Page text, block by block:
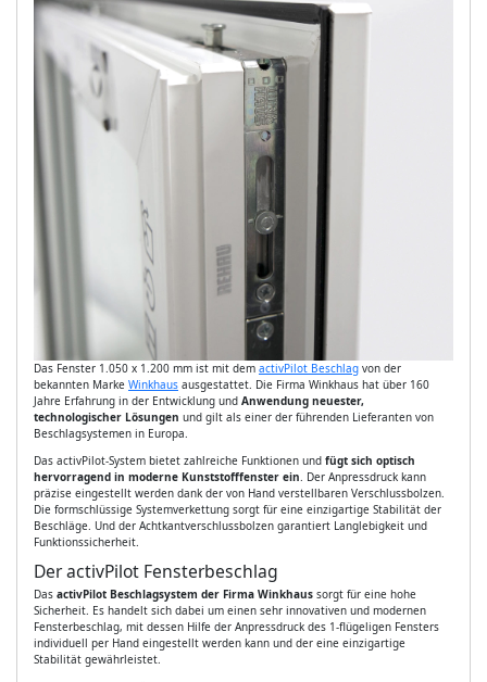
Das Fenster 1.050 x 1.200 mm ist mit dem activPilot Beschlag von der
bekannten Marke Winkhaus ausgestattet. Die Firma Winkhaus hat über 160
Jahre Erfahrung in der Entwicklung und Anwendung neuester,
technologischer Lösungen und gilt als einer der führenden Lieferanten von
Beschlagsystemen in Europa.
Das activPilot-System bietet zahlreiche Funktionen und fügt sich optisch
hervorragend in moderne Kunststofffenster ein . Der Anpressdruck kann
präzise eingestellt werden dank der von Hand verstellbaren Verschlussbolzen.
Die formschlüssige Systemverkettung sorgt für eine einzigartige Stabilität der
Beschläge. Und der Achtkantverschlussbolzen garantiert Langlebigkeit und
Funktionssicherheit.
Der activPilot Fensterbeschlag
Das activPilot Beschlagsystem der Firma Winkhaus sorgt für eine hohe
Sicherheit. Es handelt sich dabei um einen sehr innovativen und modernen
Fensterbeschlag, mit dessen Hilfe der Anpressdruck des 1-flügeligen Fensters
individuell per Hand eingestellt werden kann und der eine einzigartige
Stabilität gewährleistet.